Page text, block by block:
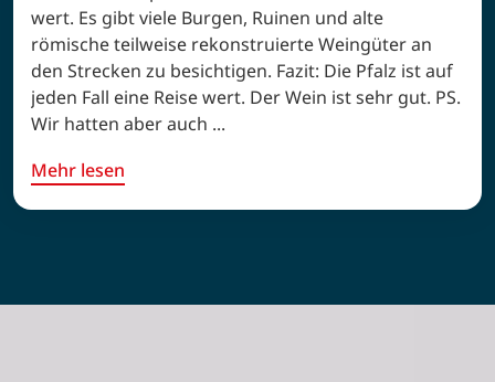
wert. Es gibt viele Burgen, Ruinen und alte
römische teilweise rekonstruierte Weingüter an
den Strecken zu besichtigen. Fazit: Die Pfalz ist auf
jeden Fall eine Reise wert. Der Wein ist sehr gut. PS.
Wir hatten aber auch ...
Mehr lesen